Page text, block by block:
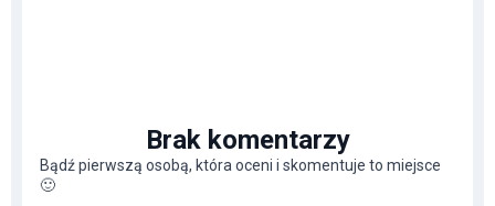
Brak komentarzy
Bądź pierwszą osobą, która oceni i skomentuje to miejsce
🙂